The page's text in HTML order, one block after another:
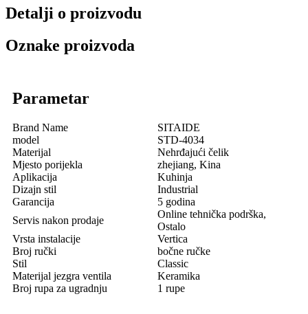
Detalji o proizvodu
Oznake proizvoda
Parametar
Brand Name
SITAIDE
model
STD-4034
Materijal
Nehrđajući čelik
Mjesto porijekla
zhejiang, Kina
Aplikacija
Kuhinja
Dizajn stil
Industrial
Garancija
5 godina
Servis nakon prodaje
Online tehnička podrška,
Ostalo
Vrsta instalacije
Vertica
Broj ručki
bočne ručke
Stil
Classic
Materijal jezgra ventila
Keramika
Broj rupa za ugradnju
1 rupe